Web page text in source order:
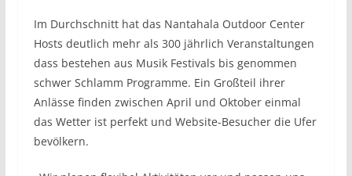
Im Durchschnitt hat das Nantahala Outdoor Center
Hosts deutlich mehr als 300 jährlich Veranstaltungen
dass bestehen aus Musik Festivals bis genommen
schwer Schlamm Programme. Ein Großteil ihrer
Anlässe finden zwischen April und Oktober einmal
das Wetter ist perfekt und Website-Besucher die Ufer
bevölkern.